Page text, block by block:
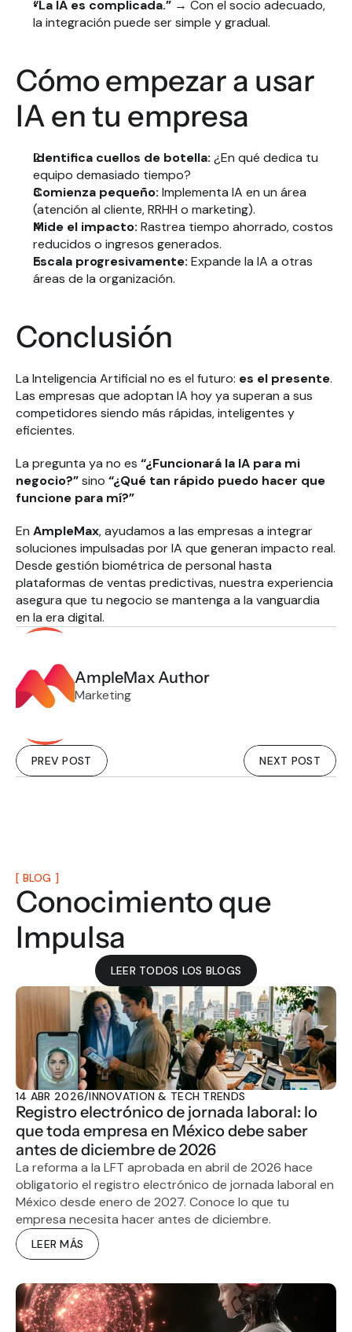
“La IA es complicada.” → Con el socio adecuado,
la integración puede ser simple y gradual.
Cómo empezar a usar
IA en tu empresa
Identifica cuellos de botella: ¿En qué dedica tu
equipo demasiado tiempo?
Comienza pequeño: Implementa IA en un área
(atención al cliente, RRHH o marketing).
Mide el impacto: Rastrea tiempo ahorrado, costos
reducidos o ingresos generados.
Escala progresivamente: Expande la IA a otras
áreas de la organización.
Conclusión
La Inteligencia Artificial no es el futuro: es el presente.
Las empresas que adoptan IA hoy ya superan a sus
competidores siendo más rápidas, inteligentes y
eficientes.
La pregunta ya no es “¿Funcionará la IA para mi
negocio?” sino “¿Qué tan rápido puedo hacer que
funcione para mí?”
En AmpleMax, ayudamos a las empresas a integrar
soluciones impulsadas por IA que generan impacto real.
Desde gestión biométrica de personal hasta
plataformas de ventas predictivas, nuestra experiencia
asegura que tu negocio se mantenga a la vanguardia
en la era digital.
AmpleMax Author
Marketing
PREV POST NEXT POST
[ BLOG ]
Conocimiento que
Impulsa
LEER TODOS LOS BLOGS
14 ABR 2026/INNOVATION & TECH TRENDS
Registro electrónico de jornada laboral: lo
que toda empresa en México debe saber
antes de diciembre de 2026
La reforma a la LFT aprobada en abril de 2026 hace
obligatorio el registro electrónico de jornada laboral en
México desde enero de 2027. Conoce lo que tu
empresa necesita hacer antes de diciembre.
LEER MÁS